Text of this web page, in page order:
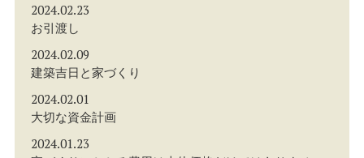
2024.02.23
お引渡し
2024.02.09
建築吉日と家づくり
2024.02.01
大切な資金計画
2024.01.23